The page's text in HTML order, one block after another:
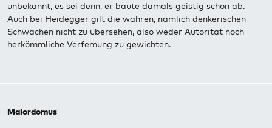
unbekannt, es sei denn, er baute damals geistig schon ab.
Auch bei Heidegger gilt die wahren, nämlich denkerischen
Schwächen nicht zu übersehen, also weder Autorität noch
herkömmliche Verfemung zu gewichten.
Maiordomus